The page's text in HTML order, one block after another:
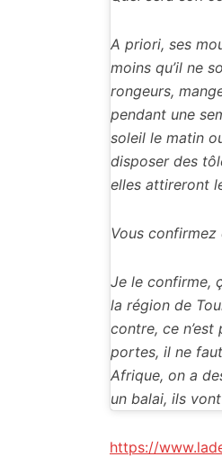
A priori, ses
moins qu’il ne
rongeurs,
pendant une
soleil le matin
disposer des
elles attireront
Vous confirmez
Je le confirme,
la région de
contre, ce
portes, il ne
Afrique, on a
un balai, ils
https://